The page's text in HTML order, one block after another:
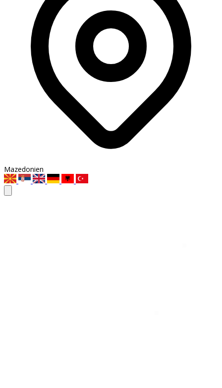
Mazedonien